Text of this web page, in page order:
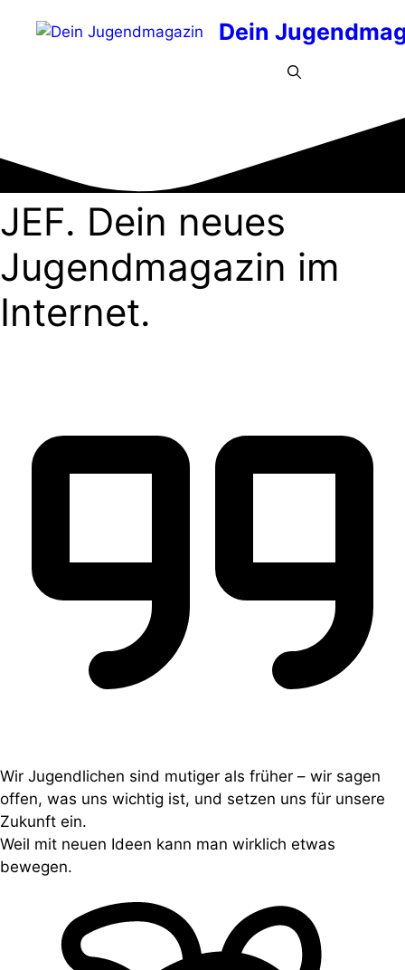
Inhalt
Dein
JEF. Dein neues
Jugendmagazin im
Internet.
Wir Jugendlichen sind mutiger als früher – wir sagen
offen, was uns wichtig ist, und setzen uns für unsere
Zukunft ein.
Weil mit neuen Ideen kann man wirklich etwas
bewegen.